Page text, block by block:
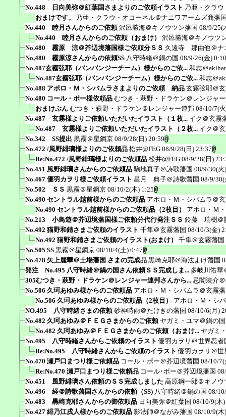
No.448 日向美弥＠紅葉国さまよりのご依頼イラスト 乃亜・クラ
おまけです。
乃亜・クラウ・オコーネル＠ナニワアームズ商藩
No.440 睦月さんからのご依頼 沢邑勝海＠キノウツン藩国 08/9/25(
No.440 睦月さんからのご依頼（おまけ）
沢邑勝海＠キノウツ
No.480 霧原 涼＠芥辺境藩国様ご依頼分ＳＳ 久遠寺 那由他＠ナ
No,480 霧原涼さんからの依頼SS 八守時緒＠鍋の国 08/9/26(金) 0:10
No.487玄霧弦耶（バンバンジーチーム）様からのご依... 和志＠
No.487玄霧弦耶（バンバンジーチーム）様からのご依... 和志＠
No.488 アポロ・Ｍ・シバムラさまよりのご依頼 納品 玄霧弦耶＠
No.480 コール・ポー様依頼品 むつき・萩野・ドラケン＠レンジャ
おまけぶん むつき・萩野・ドラケン＠レンジャー連邦 08/10/7(
No.487 玄霧様よりご依頼いただいたイラスト（１枚... イク＠玄霧
No.487 玄霧様よりご依頼いただいたイラスト（２枚... イク＠
No.342 SS提出 黒霧＠星鋼京 08/9/28(日) 20:59
No.472 /風野緋璃様よりのご依頼品 松井@FEG 08/9/28(日) 23:37
Re:No.472 /風野緋璃様よりのご依頼品 松井@FEG 08/9/28(日)
No.451 風野緋璃さんからのご依頼品 駒地真子＠詩歌藩国 08/9/30(火
No.467 優羽カヲリ様ご依頼イラスト 星月 典子＠詩歌藩国 08/9/30(
No.502 ＳＳ 黒霧＠星鋼京 08/10/2(木) 1:25
No.490 セントラル越前様からのご依頼品 アポロ・Ｍ・シバムラ＠
No.490 セントラル越前様からのご依頼品（2枚目）
アポロ・Ｍ
No.213 小鳥遊＠芥辺境藩国様ご依頼分代行発注ＳＳ 鈴藤 瑞樹＠
No.492 猫野和錆さまご依頼のイラスト 千隼＠玄霧藩国 08/10/3(金)
No.492 猫野和錆さまご依頼のイラスト(おまけ）
千隼＠玄霧藩国
No.505 SS 黒霧＠星鋼京 08/10/4(土) 0:47
No.478 矢上麗華＠土場藩国 さまの完成品 黒崎克耶＠海法よけ藩国
発注 No.495 八守時緒＠鍋の国さん依頼ＳＳ完成しま... 多岐川佑華
305むつき・萩野・ドラケン＠レンジャー連邦さんから... 忌闇装介
No.506 久珂あゆみ様からのご依頼品 アポロ・Ｍ・シバムラ＠玄霧
No.506 久珂あゆみ様からのご依頼品（2枚目）
アポロ・Ｍ・シ
NO.495 八守時緒さまの依頼 砂神時雨＠たけきの藩国 08/10/6(月)
No.482 久珂あゆみ＠ＦＥＧさまからのご依頼 ヤガミ・ユマ＠鍋の国
No.482 久珂あゆみ＠ＦＥＧさまからのご依頼（おまけ... ヤガミ
No.495 八守時緒さんからご依頼のイラスト 優羽カヲリ＠世界忍者
Re:No.495 八守時緒さんからご依頼のイラスト 優羽カヲリ＠世
No.470 瀬戸口まつり様ご依頼品 コール・ポー＠芥辺境藩国 08/10/7(
Re:No.470 瀬戸口まつり様ご依頼品 コール･ポー＠芥辺境藩国
No.451 風野緋璃さん依頼のＳＳ完成しました 高原鋼一郎＠キノウ
No.496 経＠詩歌藩国さんからの依頼（SS) 八守時緒＠鍋の国 08/
No.483 黒崎克耶さんからの御依頼品 日向美弥＠紅葉国 08/10/9(木
No.427 緋乃江戌人様からのご依頼品 影法師＠ながみ藩国 08/10/9(木